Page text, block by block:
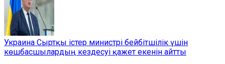
Украина Сыртқы істер министрі бейбітшілік үшін
көшбасшылардың кездесуі қажет екенін айтты